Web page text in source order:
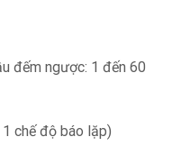
đếm ngược: 1 đến 60
chế độ báo lặp)